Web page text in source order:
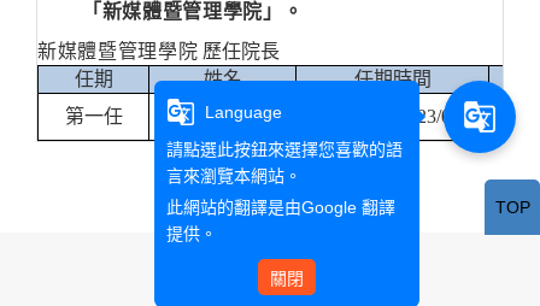
「新媒體暨管理學院」。
新媒體暨管理學院 歷任院長
任期
姓名 任期時間
第一任
楊雄斌 2021/08~2023/01
TOP
g_translate
Language
請點選此按鈕來選擇您喜歡的語
言來瀏覽本網站。
此網站的翻譯是由Google 翻譯
提供。
關閉
g_translate